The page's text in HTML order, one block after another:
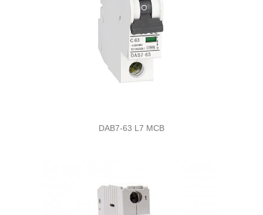
DAB7-63 L7 MCB